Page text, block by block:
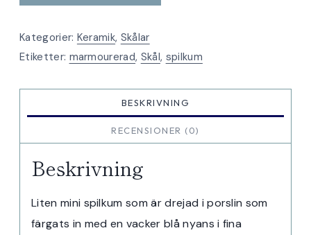
spilkum
mängd
Kategorier: Keramik, Skålar
Etiketter: marmourerad, Skål, spilkum
BESKRIVNING
RECENSIONER (0)
Beskrivning
Liten mini spilkum som är drejad i porslin som
färgats in med en vacker blå nyans i fina